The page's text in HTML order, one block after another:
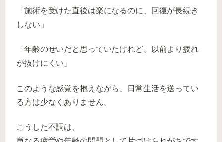
「施術を受けた直後は楽になるのに、回復が長続き
しない」
「年齢のせいだと思っていたけれど、以前より疲れ
が抜けにくい」
このような感覚を抱えながら、日常生活を送ってい
る方は少なくありません。
こうした不調は、